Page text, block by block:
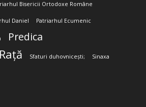
Bisericii Ortodoxe Române
Daniel Patriarhul Ecumenic
Predica
Sfaturi duhovnicești; Sinaxa